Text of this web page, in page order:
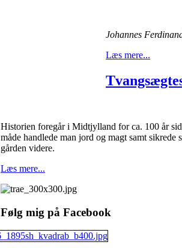
Johannes
Læs mere...
Historien foregår i Midtjylland for ca. 100 år
måde handlede man jord og magt samt
gården videre.
Læs mere...
Følg mig på Facebook